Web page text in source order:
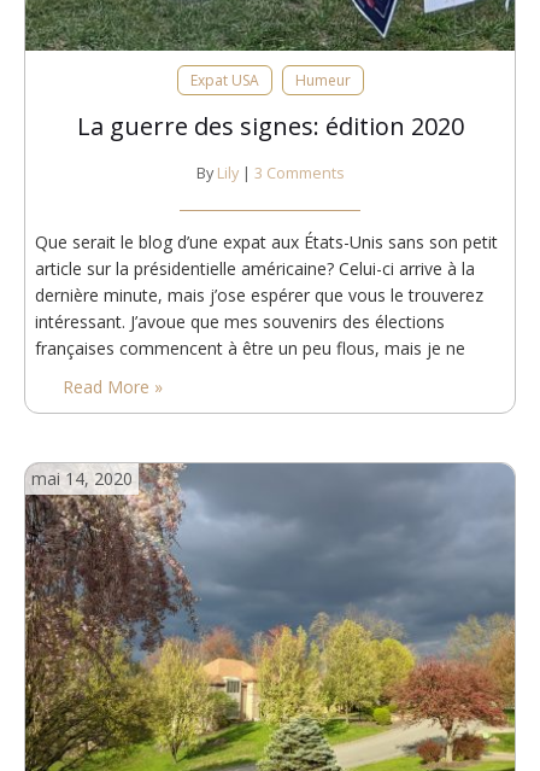
Expat USA Humeur
La guerre des signes: édition 2020
By Lily | 3 Comments
Que serait le blog d’une expat aux États-Unis sans son petit
article sur la présidentielle américaine? Celui-ci arrive à la
dernière minute, mais j’ose espérer que vous le trouverez
intéressant. J’avoue que mes souvenirs des élections
françaises commencent à être un peu flous, mais je ne
crois pas avoir vu en France autant de panneaux dans
l’espace publique. Aux États-Unis,…
Read More »
mai 14, 2020